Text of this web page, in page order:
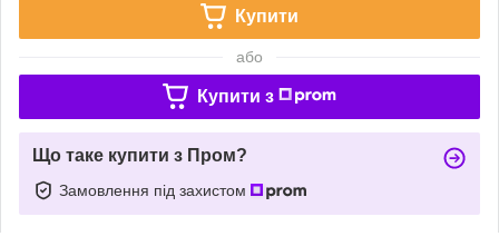
Купити
або
Купити з
Що таке купити з Пром?
Замовлення під захистом